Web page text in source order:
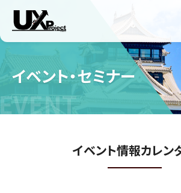
イベント・セミナー
イベント情報カレン